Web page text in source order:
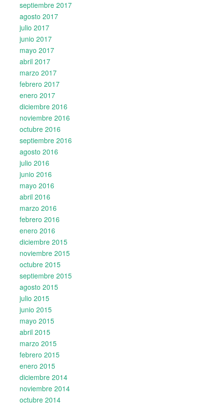
septiembre 2017
agosto 2017
julio 2017
junio 2017
mayo 2017
abril 2017
marzo 2017
febrero 2017
enero 2017
diciembre 2016
noviembre 2016
octubre 2016
septiembre 2016
agosto 2016
julio 2016
junio 2016
mayo 2016
abril 2016
marzo 2016
febrero 2016
enero 2016
diciembre 2015
noviembre 2015
octubre 2015
septiembre 2015
agosto 2015
julio 2015
junio 2015
mayo 2015
abril 2015
marzo 2015
febrero 2015
enero 2015
diciembre 2014
noviembre 2014
octubre 2014